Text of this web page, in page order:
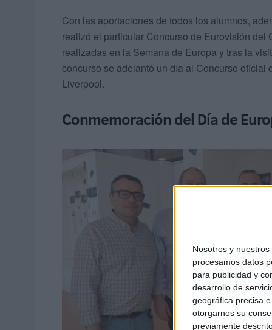
Nosotros y nuestros
procesamos datos
para publicidad y
desarrollo de
geográfica precisa
otorgarnos su
previamente
Con las aportaciones de todos los alumnos,
realizó el particular Concurso de Eurovisión
realizadas en la Semana de Europa y tras la
concurso se adelantó un día al Concurso
Liverpool.
Conmemoración del Día de